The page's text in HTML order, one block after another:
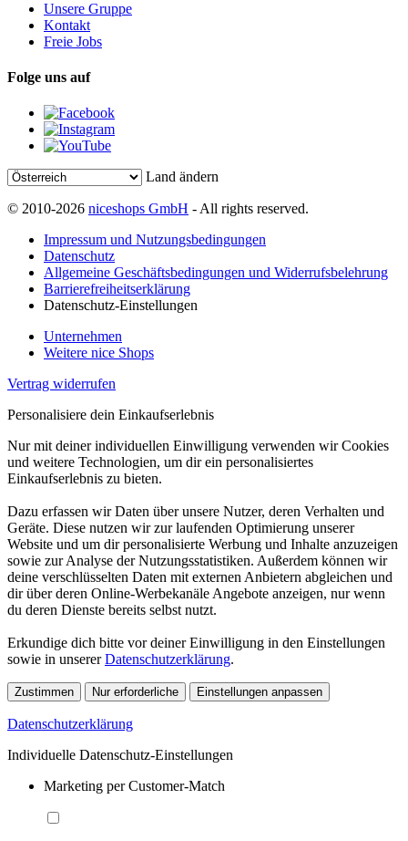
Unsere Gruppe
Kontakt
Freie Jobs
Folge uns auf
Land ändern
© 2010-2026 niceshops GmbH - All rights reserved.
Impressum und Nutzungsbedingungen
Datenschutz
Allgemeine Geschäftsbedingungen und Widerrufsbelehrung
Barrierefreiheitserklärung
Datenschutz-Einstellungen
Unternehmen
Weitere nice Shops
Vertrag widerrufen
Personalisiere dein Einkaufserlebnis
Nur mit deiner individuellen Einwilligung verwenden wir Cookies
und weitere Technologien, um dir ein personalisiertes
Einkaufserlebnis zu bieten.
Dazu erfassen wir Daten über unsere Nutzer, deren Verhalten und
Geräte. Diese nutzen wir zur laufenden Optimierung unserer
Website und um dir personalisierte Werbung und Inhalte anzuzeigen
sowie zur Analyse der Nutzungsstatistiken. Außerdem können wir
deine verschlüsselten Daten mit externen Anbietern abgleichen und
dir über deren Online-Werbekanäle Angebote anzeigen, nur wenn
du deren Dienste bereits selbst nutzt.
Erkundige dich bitte vor deiner Einwilligung in den Einstellungen
sowie in unsererDatenschutzerklärung.
Zustimmen Nur erforderliche Einstellungen anpassen
Datenschutzerklärung
Individuelle Datenschutz-Einstellungen
Marketing per Customer-Match